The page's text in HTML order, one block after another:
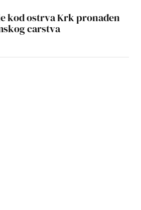
kod ostrva Krk pronađen
carstva